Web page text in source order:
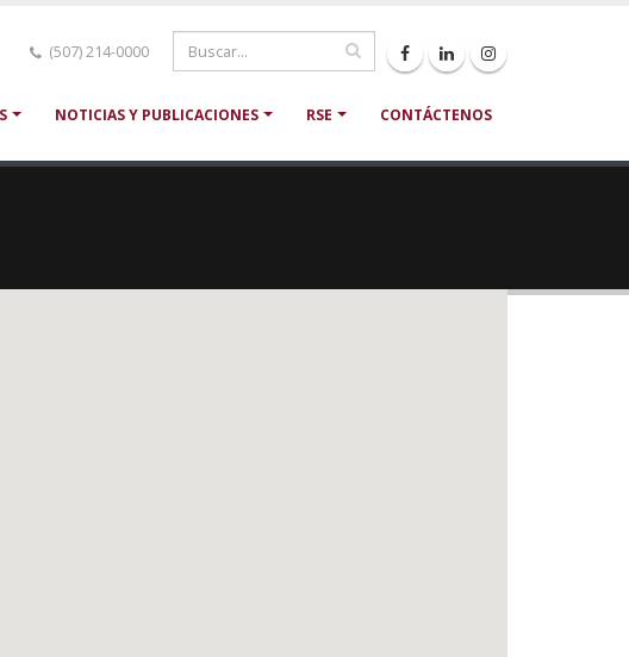
(507) 214-0000
NOTICIAS Y PUBLICACIONES RSE CONTÁCTENOS